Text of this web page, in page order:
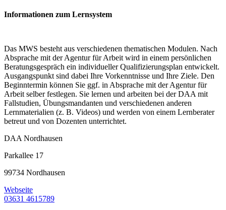
Informationen zum Lernsystem
Das MWS besteht aus verschiedenen thematischen Modulen. Nach
Absprache mit der Agentur für Arbeit wird in einem persönlichen
Beratungsgespräch ein individueller Qualifizierungsplan entwickelt.
Ausgangspunkt sind dabei Ihre Vorkenntnisse und Ihre Ziele. Den
Beginntermin können Sie ggf. in Absprache mit der Agentur für
Arbeit selber festlegen. Sie lernen und arbeiten bei der DAA mit
Fallstudien, Übungsmandanten und verschiedenen anderen
Lernmaterialien (z. B. Videos) und werden von einem Lernberater
betreut und von Dozenten unterrichtet.
DAA Nordhausen
Parkallee 17
99734 Nordhausen
Webseite
03631 4615789